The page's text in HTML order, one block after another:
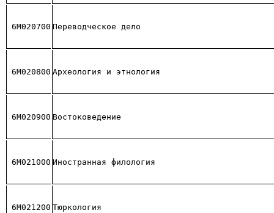
6М020700 Переводческое дело
6М020800 Археология и этнология
6М020900 Востоковедение
6М021000 Иностранная филология
6М021200 Тюркология